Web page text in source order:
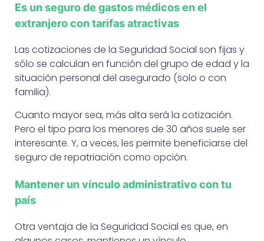
Es un seguro de gastos médicos en el
extranjero con tarifas atractivas
Las cotizaciones de la Seguridad Social son fijas y
sólo se calculan en función del grupo de edad y la
situación personal del asegurado (solo o con
familia).
Cuanto mayor sea, más alta será la cotización.
Pero el tipo para los menores de 30 años suele ser
interesante. Y, a veces, les permite beneficiarse del
seguro de repatriación como opción.
Mantener un vínculo administrativo con tu
país
Otra ventaja de la Seguridad Social es que, en